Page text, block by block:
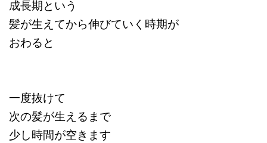
成長期という
髪が生えてから伸びていく時期が
おわると
一度抜けて
次の髪が生えるまで
少し時間が空きます